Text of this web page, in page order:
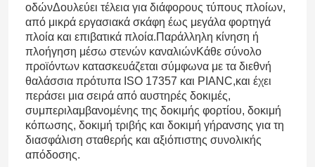
Σπίτι
Προϊόντα
Βίντεο
οδώνΔουλεύει τέλεια για διάφορους τύπους πλοίων,
από μικρά εργασιακά σκάφη έως μεγάλα φορτηγά
πλοία και επιβατικά πλοία.Παράλληλη κίνηση ή
πλοήγηση μέσω στενών καναλιώνΚάθε σύνολο
προϊόντων κατασκευάζεται σύμφωνα με τα διεθνή
θαλάσσια πρότυπα ISO 17357 και PIANC,και έχει
περάσει μια σειρά από αυστηρές δοκιμές,
συμπεριλαμβανομένης της δοκιμής φορτίου, δοκιμή
κόπωσης, δοκιμή τριβής και δοκιμή γήρανσης για τη
διασφάλιση σταθερής και αξιόπιστης συνολικής
απόδοσης.